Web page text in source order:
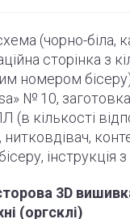
(чорно-біла,
сторінка з
номером
№ 10,
(в кількості
, нитковдівач,
інструкція
3D
(оргсклі)